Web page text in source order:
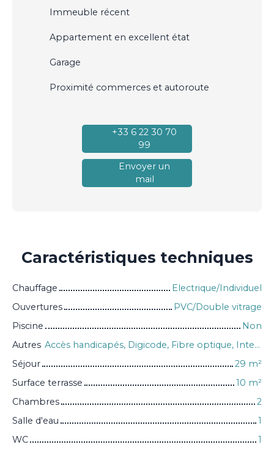
Immeuble récent
Appartement en excellent état
Garage
Proximité commerces et autoroute
+33 6 22 30 70
99
Envoyer un
mail
Caractéristiques techniques
Chauffage
Electrique/Individuel
Ouvertures
PVC/Double vitrage
Piscine
Non
Autres
Accès handicapés, Digicode, Fibre optique, Interphone, Visiophone, Volets électriques
Séjour
29 m²
Surface terrasse
10 m²
Chambres
2
Salle d'eau
1
WC
1